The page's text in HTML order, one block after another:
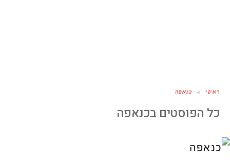
ראשי » כנאפה
כל הפוסטים ב כנאפה